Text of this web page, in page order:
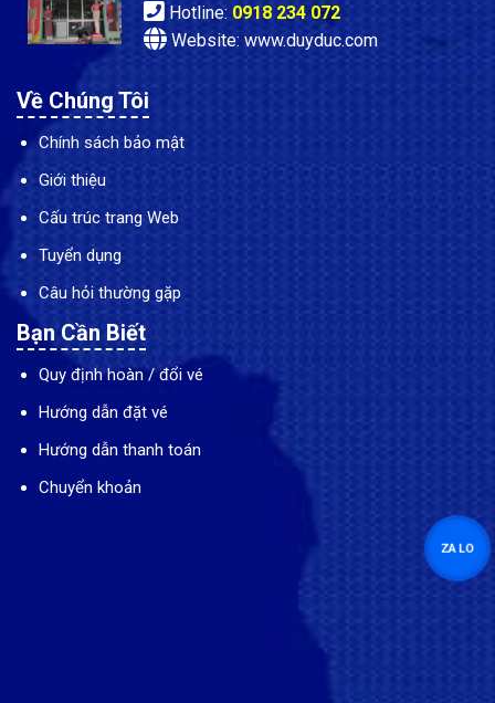
Hotline: 0918 234 072
Website: www.duyduc.com
Về Chúng Tôi
Chính sách bảo mật
Giới thiệu
Cấu trúc trang Web
Tuyển dụng
Câu hỏi thường gặp
Bạn Cần Biết
Quy định hoàn / đổi vé
Hướng dẫn đặt vé
Hướng dẫn thanh toán
Chuyển khoản
ZALO